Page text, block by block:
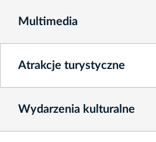
Multimedia
Atrakcje turystyczne
Wydarzenia kulturalne